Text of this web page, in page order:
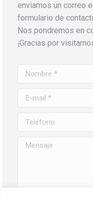
enviarnos un correo
formulario de
Nos pondremos en
¡Gracias por
Nombre *
E-mail *
Teléfono
Mensaje